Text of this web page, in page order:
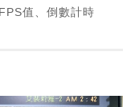
值、倒數計時